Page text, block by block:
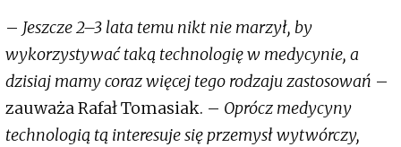
– Jeszcze 2–3 lata temu nikt nie marzył, by
wykorzystywać taką technologię w medycynie, a
dzisiaj mamy coraz więcej tego rodzaju zastosowań –
zauważa Rafał Tomasiak. – Oprócz medycyny
technologią tą interesuje się przemysł wytwórczy,